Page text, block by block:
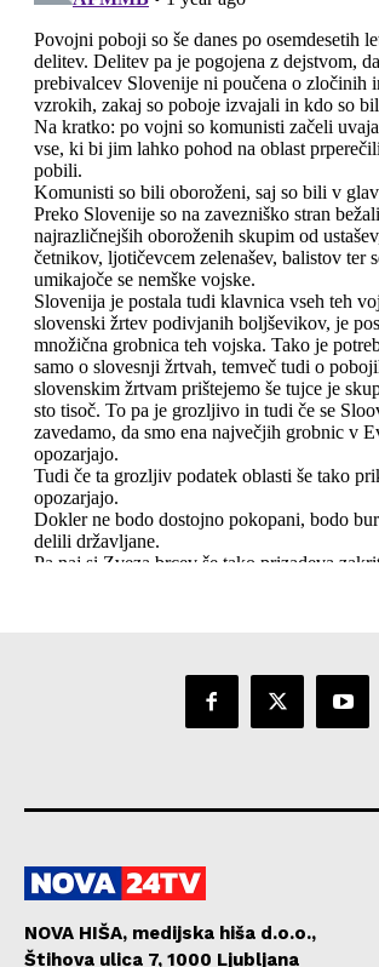
NOVA HIŠA, medijska hiša d.o.o.,
Štihova ulica 7, 1000 Ljubljana